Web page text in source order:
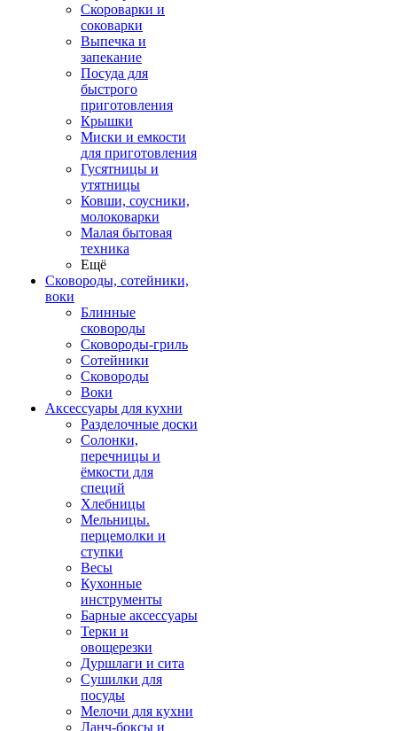
Скороварки и
соковарки
Выпечка и
запекание
Посуда для
быстрого
приготовления
Крышки
Миски и емкости
для приготовления
Гусятницы и
утятницы
Ковши, соусники,
молоковарки
Малая бытовая
техника
Ещё
Сковороды, сотейники,
воки
Блинные
сковороды
Сковороды-гриль
Сотейники
Сковороды
Воки
Аксессуары для кухни
Разделочные доски
Солонки,
перечницы и
ёмкости для
специй
Хлебницы
Мельницы.
перцемолки и
ступки
Весы
Кухонные
инструменты
Барные аксессуары
Терки и
овощерезки
Дуршлаги и сита
Сушилки для
посуды
Мелочи для кухни
Ланч-боксы и